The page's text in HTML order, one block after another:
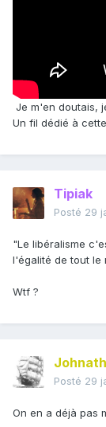
Je m'en doutais,
Un fil dédié à
Tipiak
Posté 29
"Le libéralisme
l'égalité de tout le
Wtf ?
Posté 29
On en a déjà pas